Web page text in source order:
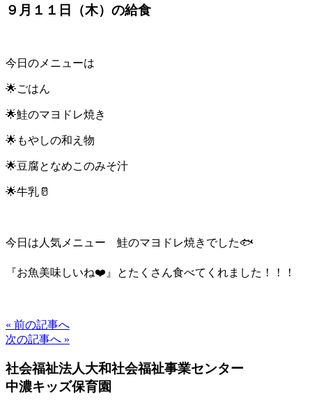
９月１１日（木）の給食
今日のメニューは
🌟ごはん
🌟鮭のマヨドレ焼き
🌟もやしの和え物
🌟豆腐となめこのみそ汁
🌟牛乳🥛
今日は人気メニュー 鮭のマヨドレ焼きでした🐟
『お魚美味しいね❤️』とたくさん食べてくれました！！！
« 前の記事へ
次の記事へ »
社会福祉法人大和社会福祉事業センター
中濃キッズ保育園